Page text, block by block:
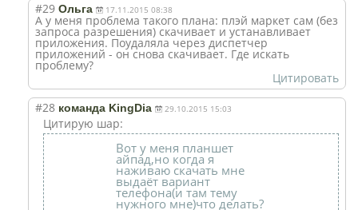
#29 Ольга 17.11.2015 08:38
А у меня проблема такого плана: плэй маркет сам (без
запроса разрешения) скачивает и устанавливает
приложения. Поудаляла через диспетчер
приложений - он снова скачивает. Где искать
проблему?
Цитировать
#28 команда KingDia 29.10.2015 15:03
Цитирую шар:
Вот у меня планшет
айпад,но когда я
наживаю скачать мне
выдаёт вариант
телефона(и там тему
нужного мне)что делать?